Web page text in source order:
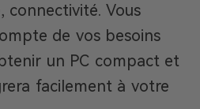
connectivité. Vous
de vos besoins
un PC compact et
facilement à votre